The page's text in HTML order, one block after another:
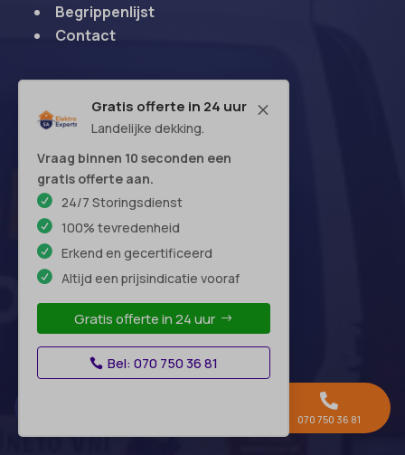
M
Gratis offerte in 24 uur
Landelijke dekking.
Vraag binnen 10 seconden een
gratis offerte aan.
24/7 Storingsdienst
100% tevredenheid
Erkend en gecertificeerd
Altijd een prijsindicatie vooraf
Gratis offerte in 24 uur
Bel: 070 750 36 81
Begrippenlijst
Contact
Openingstijden
Maandag:24 uur
Dinsdag:
Woensdag:
24 uur
Donderdag: 24 uur
Vrijdag:24 uur
Zaterdag:24 uur
Zondag:24 uur

070 750 36 81